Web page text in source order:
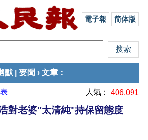
電子報 简体版
默 要聞 › 文章 ：
人氣： 406,091
對老婆"太清純"持保留態度